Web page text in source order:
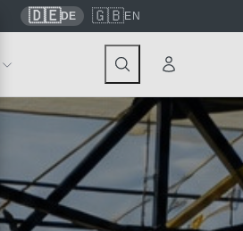
🇩🇪DE 🇬🇧EN